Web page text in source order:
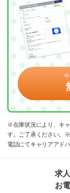
※在庫状況により、キ
す。ご了承ください。
電話にてキャリアアド
求
お